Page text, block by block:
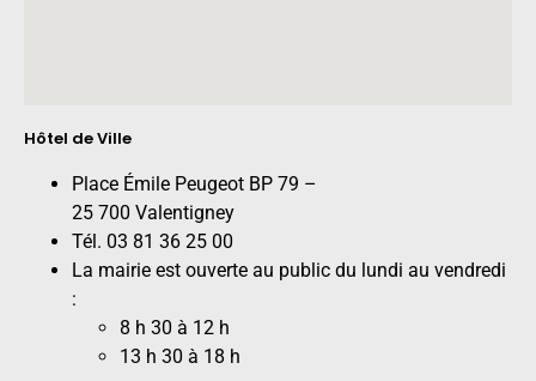
Hôtel de Ville
Place Émile Peugeot BP 79 –
25 700 Valentigney
Tél. 03 81 36 25 00
La mairie est ouverte au public du lundi au vendredi
:
8 h 30 à 12 h
13 h 30 à 18 h